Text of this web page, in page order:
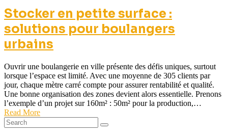
Stocker en petite surface :
solutions pour boulangers
urbains
Ouvrir une boulangerie en ville présente des défis uniques, surtout
lorsque l’espace est limité. Avec une moyenne de 305 clients par
jour, chaque mètre carré compte pour assurer rentabilité et qualité.
Une bonne organisation des zones devient alors essentielle. Prenons
l’exemple d’un projet sur 160m² : 50m² pour la production,…
Read More